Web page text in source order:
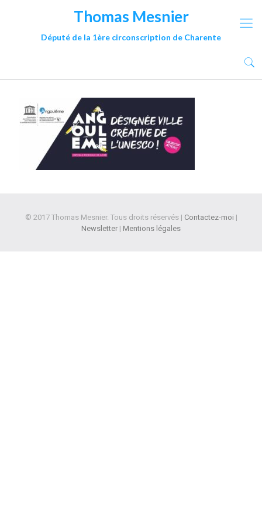
Thomas Mesnier
Député de la 1ère circonscription de Charente
© 2017 Thomas Mesnier. Tous droits réservés | Contactez-moi |
Newsletter | Mentions légales